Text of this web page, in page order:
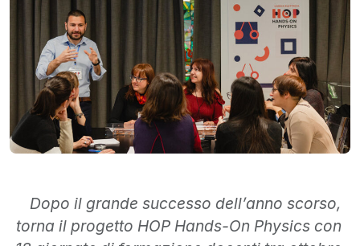
Dopo il grande successo dell’anno scorso,
torna il progetto HOP Hands-On Physics con